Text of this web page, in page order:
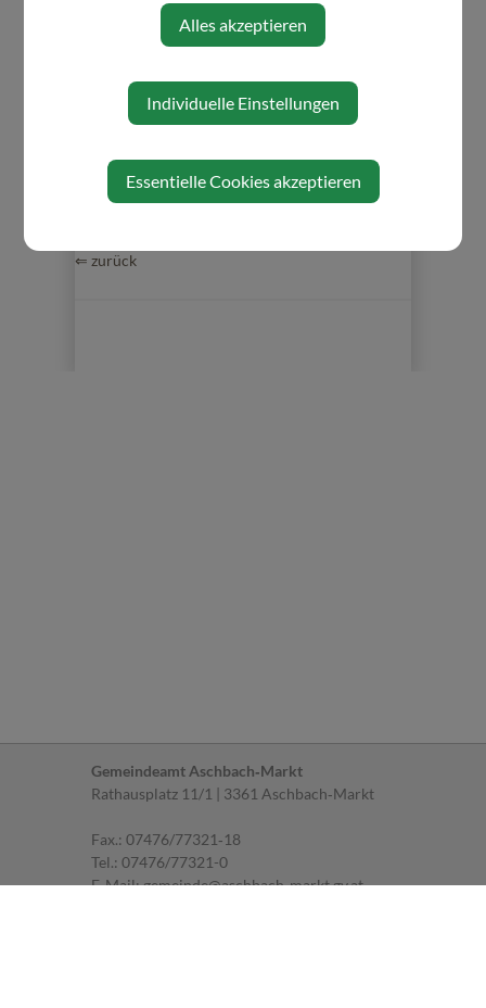
abmeldungen
Jagdpacht
Lohnverrechnung
Wasservorschreibung
⇐ zurück
Gemeindeamt Aschbach‐Markt
Rathausplatz 11/1 | 3361 Aschbach‐Markt
Fax.: 07476/77321‐18
Tel.: 07476/77321-0
E‐Mail:gemeinde@aschbach-markt.gv.at
Alles akzeptieren
Individuelle Einstellungen
Essentielle Cookies akzeptieren